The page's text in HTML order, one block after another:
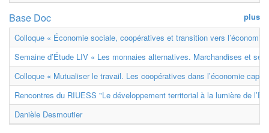
plus
Base Doc
Colloque « Économie sociale, coopératives et transition vers
Semaine d’Étude LIV « Les monnaies alternatives. Marchandises et
Colloque « Mutualiser le travail. Les coopératives dans l’économie
Rencontres du RIUESS "Le développement territorial à la lumière de
Danièle Desmoutier